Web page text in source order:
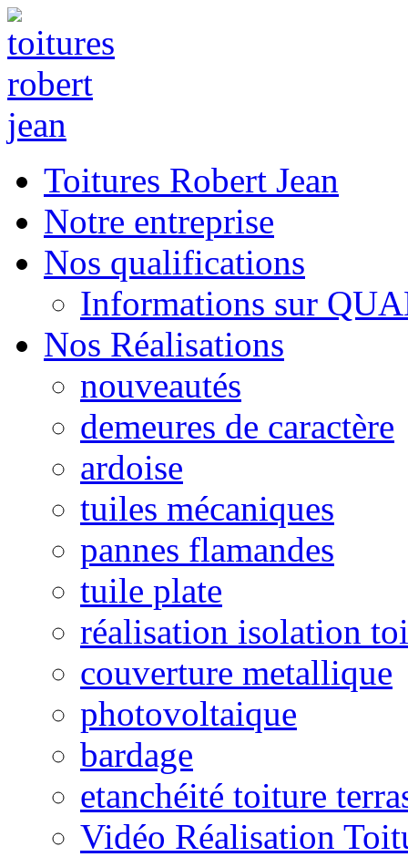
Toitures Robert Jean
Notre entreprise
Nos qualifications
Informations sur
Nos Réalisations
nouveautés
demeures de caractère
ardoise
tuiles mécaniques
pannes flamandes
tuile plate
réalisation isolation
couverture metallique
photovoltaique
bardage
etanchéité toiture
Vidéo Réalisation